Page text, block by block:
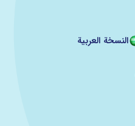
النسخة العربية